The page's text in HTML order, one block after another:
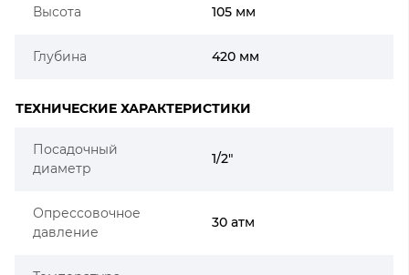
Высота 105 мм
Глубина 420 мм
ТЕХНИЧЕСКИЕ ХАРАКТЕРИСТИКИ
Посадочный
диаметр
1/2"
Опрессовочное
давление
30 атм